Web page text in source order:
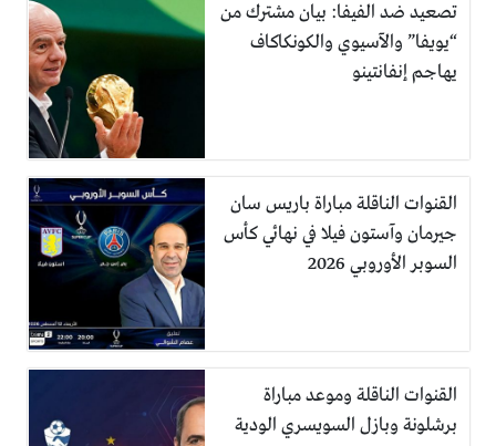
تصعيد ضد الفيفا: بيان مشترك من
“يويفا” والآسيوي والكونكاكاف
يهاجم إنفانتينو
القنوات الناقلة مباراة باريس سان
جيرمان وآستون فيلا في نهائي كأس
السوبر الأوروبي 2026
القنوات الناقلة وموعد مباراة
برشلونة وبازل السويسري الودية